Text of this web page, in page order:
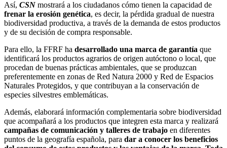
Así, CSN mostrará a los ciudadanos cómo tienen la capacidad de
frenar la erosión genética, es decir, la pérdida gradual de nuestra
biodiversidad productiva, a través de la demanda de estos productos
y de su decisión de compra responsable.
Para ello, la FFRF ha desarrollado una marca de garantía que
identificará los productos agrarios de origen autóctono o local, que
procedan de buenas prácticas ambientales, que se produzcan
preferentemente en zonas de Red Natura 2000 y Red de Espacios
Naturales Protegidos, y que contribuyan a la conservación de
especies silvestres emblemáticas.
Además, elaborará información complementaria sobre biodiversidad
que acompañará a los productos que integren esta marca y realizará
campañas de comunicación y talleres de trabajo en diferentes
puntos de la geografía española, para dar a conocer los beneficios